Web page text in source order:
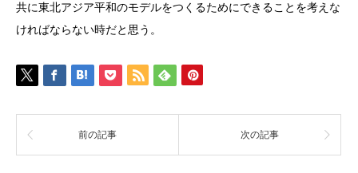
共に東北アジア平和のモデルをつくるためにできることを考えな
ければならない時だと思う。
前の記事 次の記事